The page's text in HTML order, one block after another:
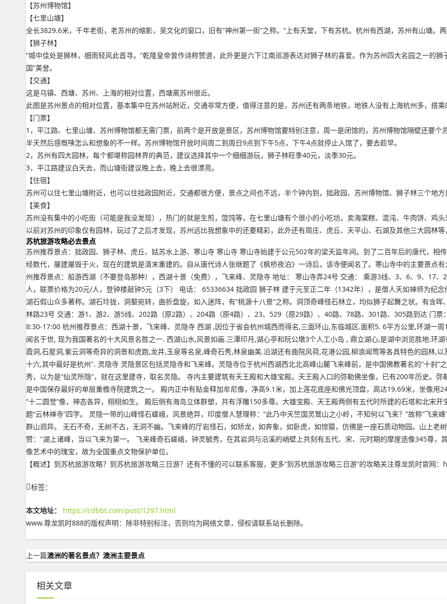
【苏州博物馆】
【七里山塘】
全长3829.6米，千年老街，老苏州的缩影，吴文化的窗口，旧有“神州第一街”之称。“上有天堂，下有苏杭。杭州有西湖，苏州有山塘。
【狮子林】
“城中佳处是狮林，细雨轻风此首寻。”乾隆皇帝曾作诗称赞道，此外更是六下江南巡游表达对狮子林的喜爱。作为苏州四大名园之一的
国”美誉。
【交通】
这是乌镇、西塘、苏州、上海的相对位置，西塘离苏州很近。
此图是苏州景点的相对位置，基本集中在苏州站附近，交通非常方便，值得注意的是，苏州还有两条地铁，地铁人没有上海杭州多，搭乘
【门票】
1，平江路、七里山塘、苏州博物馆都无需门票，前两个是开放是景区，苏州博物馆要特别注意，周一是闭馆的，苏州博物馆隔壁还要
半天然后感慨咦怎么和想象的不一样。苏州博物馆开放时间周二到周日9点到下午5点，下午4点就停止入馆了，要去趁早。
2，苏州有四大园林，每个都堪称园林界的典范，建议选择其中一个细细游玩，狮子林旺季40元，淡季30元。
3，平江路建议白天去，而山塘街建议晚上去，晚上去很漂亮。
【住宿】
苏州可以住七里山塘附近，也可以住拙政园附近，交通都很方便，景点之间也不远，半个钟内到，拙政园、苏州博物馆、狮子林三个地方
【美食】
苏州没有集中的小吃街（可能是我没发现），热门的就是生煎，馄饨等，在七里山塘有个很小的小吃坊，卖海棠糕、混沌、牛肉饼、鸡头
以前对苏州的印象仅有园林，玩过了之后才发现，苏州远比我想象中的还要精彩，此外还有周庄、虎丘、天平山、石湖及其他三大园林等
苏杭旅游攻略必去景点
苏州推荐景点：拙政园、狮子林、虎丘、姑苏水上游、寒山寺 寒山寺 寒山寺始建于公元502年的梁天监年间。到了二百年后的唐代，相
经数代，屡建屡毁于火，现在的建筑是清末重建的。自从唐代诗人张继题了《枫桥夜泊》一诗后，该寺便闻名了。寒山寺中的主要景点
州推荐景点：船游西湖（不要登岛那种），西湖十景（免费），飞来峰、灵隐寺 地址： 寒山寺弄24号 交通： 乘游3线、3、6、9、17
人，联票价格为20元/人，登钟楼敲钟5元（3下） 电话： 65336634 拙政园 狮子林 建于元至正二年（1342年），是僧人天如禅师为纪
湖石假山众多著称。湖石玲拢，洞壑宛转，曲折盘旋，如入迷阵，有“桃源十八景”之称。洞顶奇峰怪石林立，均似狮子起舞之状。有含
林路23号 交通：游1、游2、游5线、202路（原2路）、204路（原4路）、23、529（原29路）、40路、78路、301路、305路到达 门票
8:30-17:00 杭州推荐景点：西湖十景，飞来峰、灵隐寺 西湖 ,因位于省会杭州城西而得名,三面环山,东临城区.面积5. 6平方公里,环湖一
闻名于世, 现为我国著名的十大风景名胜之一. 西湖山水,风景如画.三潭印月,湖心亭和阮公墩3个人工小岛 , 鼎立湖心,是湖中浏览胜地.环
霞洞,石屋洞,紫云洞等奇异的洞景和虎跑,龙井,玉泉等名泉,峰奇石秀,林泉幽美.沿湖还有曲院风荷,花港公园,柳浪闻莺等各具特色的园林,
十六,其中最好是杭州". 灵隐寺 灵隐景区包括灵隐寺和飞来峰。灵隐寺位于杭州西湖西北北高峰山麓飞来峰前，是中国佛教著名的“十刹
秀，以为是“仙灵所隐”，就在这里建寺，取名灵隐。 寺内主要建筑有天王殿和大雄宝殿。天王殿入口的弥勒佛坐像，已有200年历史。
是中国保存最好的单层重檐寺院建筑之一。 殿内正中有贴金释加牟尼像，净高9.1米，加上莲花底座和佛光顶盘，高达19.69米，坐像用
“十二圆觉”像，神态各异，栩栩如生。 殿后侧有海岛立体群塑，共有浮雕150多尊。大雄宝殿、天王殿两侧有五代时所建的石塔和北宋
题“云林禅寺”四字。 灵隐一带的山峰怪石嵯峨，风景绝异，印度僧人慧理称：“此乃中天竺国灵鹫山之小岭，不知何以飞来？”故称“飞来
群山迥异。 无石不奇，无树不古，无洞不幽。飞来峰的厅岩怪石，如矫龙，如奔象，如卧虎，如惊猿，仿佛是一座石质动物园。山上老
赞："湖上诸峰，当以飞来为第一。 飞来峰奇石嵯峨，钟灵毓秀，在其岩洞与沿溪的峭壁上共刻有五代、宋、元时期的摩崖造像345尊
像艺术中的瑰宝，故为全国重点文物保护单位。
【概述】到苏杭旅游攻略？到苏杭旅游攻略三日游？还有不懂的可以联系客服，更多“到苏杭旅游攻略三日游”的攻略关注尊龙凯时官网
标签：
本文地址：
https://cdbbt.com/post/1297.html
www.尊龙凯时888的版权声明： 除非特别标注，否则均为网络文章，侵权请联系站长删除。
上一篇澳洲的著名景点？澳洲主要景点
相关文章